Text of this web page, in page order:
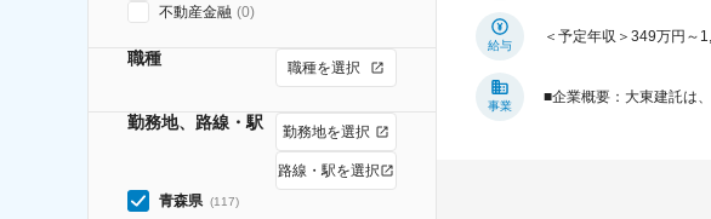
不動産金融 (0)
職種 職種を選択
勤務地、路線・駅 勤務地を選択
路線・駅を選択
青森県 (117)
給与
＜予定年収＞349万円～
事業
■企業概要：大東建託は